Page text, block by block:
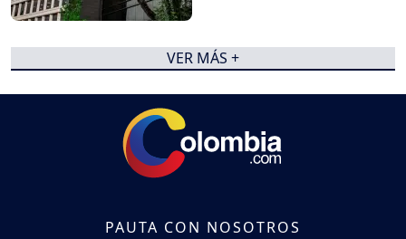
VER MÁS +
PAUTA CON NOSOTROS